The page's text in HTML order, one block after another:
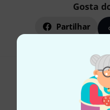
Gosta
Partilhar